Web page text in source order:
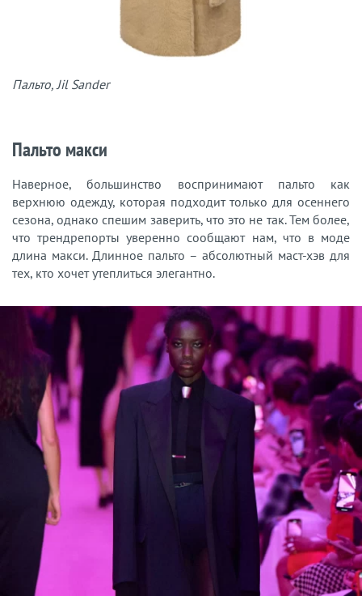
Пальто, Jil Sander
Пальто макси
Наверное, большинство воспринимают пальто как
верхнюю одежду, которая подходит только для осеннего
сезона, однако спешим заверить, что это не так. Тем более,
что трендрепорты уверенно сообщают нам, что в моде
длина макси. Длинное пальто – абсолютный маст-хэв для
тех, кто хочет утеплиться элегантно.